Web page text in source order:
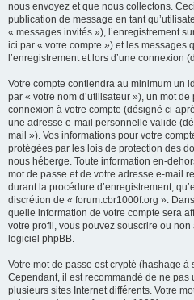
nous envoyez et que nous collectons.
publication de message en tant
« messages invités »), l’enregistrement
ici par « votre compte ») et les messages
l’enregistrement et lors d’une connexion
Votre compte contiendra au minimum un
par « votre nom d’utilisateur »), un mot
connexion à votre compte (désigné ci-
une adresse e-mail personnelle valide
mail »). Vos informations pour votre
protégées par les lois de protection des
nous héberge. Toute information en-
mot de passe et de votre adresse e-mail
durant la procédure d’enregistrement,
discrétion de « forum.cbr1000f.org ».
quelle information de votre compte sera
votre profil, vous pouvez souscrire ou non
logiciel phpBB.
Votre mot de passe est crypté (hashage
Cependant, il est recommandé de ne pas
plusieurs sites Internet différents. Votre